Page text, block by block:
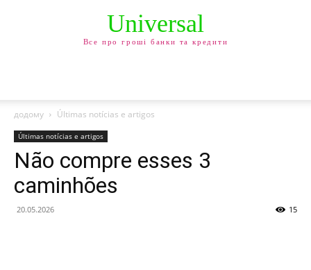
Universal
Все про гроші банки та кредити
додому Últimas notícias e artigos
Últimas notícias e artigos
Não compre esses 3
caminhões
20.05.2026 15